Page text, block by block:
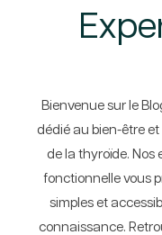
Bienvenue sur le
dédié au bien-être
de la thyroïde.
fonctionnelle vous
simples et
connaissance.